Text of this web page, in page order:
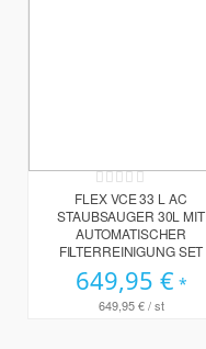
Rating:
0%
FLEX VCE 33 L AC
STAUBSAUGER 30L MIT
AUTOMATISCHER
FILTERREINIGUNG SET
649,95 €
649,95 €/ st